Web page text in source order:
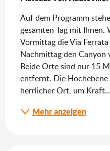
Auf dem Programm
gesamten Tag mit
Vormittag die Via
Nachmittag den Canyon
Beide Orte sind nur 15
entfernt. Die
herrlicher Ort, um Kraft...
Mehr anzeigen